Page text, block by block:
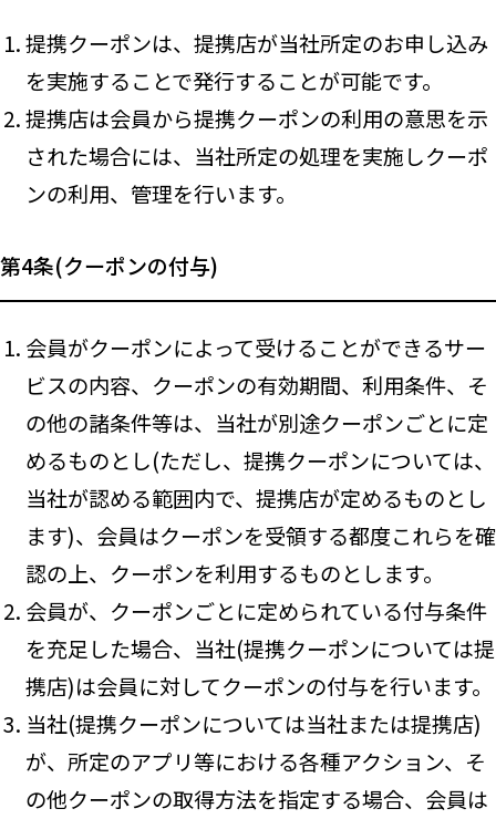
提携クーポンは、提携店が当社所定のお申し込み
を実施することで発行することが可能です。
提携店は会員から提携クーポンの利用の意思を示
された場合には、当社所定の処理を実施しクーポ
ンの利用、管理を行います。
第4条(クーポンの付与)
会員がクーポンによって受けることができるサー
ビスの内容、クーポンの有効期間、利用条件、そ
の他の諸条件等は、当社が別途クーポンごとに定
めるものとし(ただし、提携クーポンについては、
当社が認める範囲内で、提携店が定めるものとし
ます)、会員はクーポンを受領する都度これらを確
認の上、クーポンを利用するものとします。
会員が、クーポンごとに定められている付与条件
を充足した場合、当社(提携クーポンについては提
携店)は会員に対してクーポンの付与を行います。
当社(提携クーポンについては当社または提携店)
が、所定のアプリ等における各種アクション、そ
の他クーポンの取得方法を指定する場合、会員は